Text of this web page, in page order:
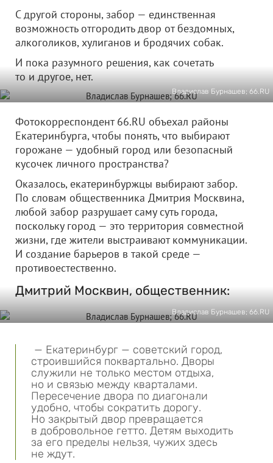
С другой стороны, забор — единственная
возможность отгородить двор от бездомных,
алкоголиков, хулиганов и бродячих собак.
И пока разумного решения, как сочетать
то и другое, нет.
Владислав Бурнашев; 66.RU
Фотокорреспондент 66.RU объехал районы
Екатеринбурга, чтобы понять, что выбирают
горожане — удобный город или безопасный
кусочек личного пространства?
Оказалось, екатеринбуржцы выбирают забор.
По словам общественника Дмитрия Москвина,
любой забор разрушает саму суть города,
поскольку город — это территория совместной
жизни, где жители выстраивают коммуникации.
И создание барьеров в такой среде —
противоестественно.
Дмитрий Москвин, общественник:
Владислав Бурнашев; 66.RU
— Екатеринбург — советский город,
строившийся поквартально. Дворы
служили не только местом отдыха,
но и связью между кварталами.
Пересечение двора по диагонали
удобно, чтобы сократить дорогу.
Но закрытый двор превращается
в добровольное гетто. Детям выходить
за его пределы нельзя, чужих здесь
не ждут.